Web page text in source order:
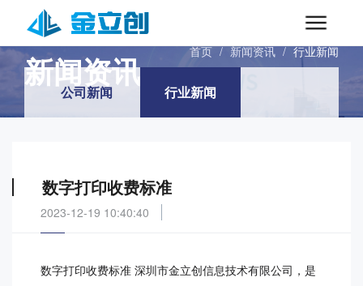
INFORMATIONS
新闻资讯 首页 / 新闻资讯 / 行业新闻
公司新闻 行业新闻
数字打印收费标准
2023-12-19 10:40:40
数字打印收费标准 深圳市金立创信息技术有限公司，是